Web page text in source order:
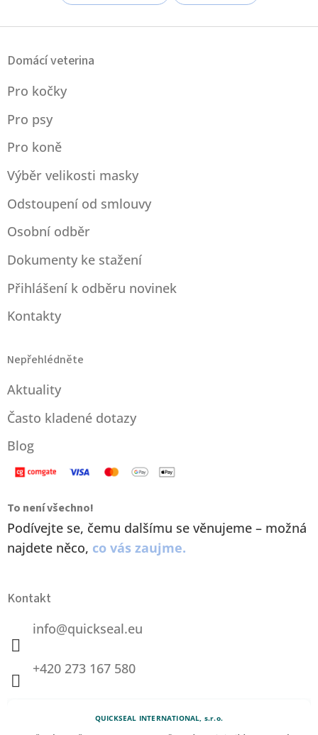
Domácí veterina
Pro kočky
Pro psy
Pro koně
Výběr velikosti masky
Odstoupení od smlouvy
Osobní odběr
Dokumenty ke stažení
Přihlášení k odběru novinek
Kontakty
Nepřehlédněte
Aktuality
Často kladené dotazy
Blog
To není všechno!
Podívejte se, čemu dalšímu se věnujeme – možná
najdete něco, co vás zaujme.
Kontakt
info@quickseal.eu
+420 273 167 580
QUICKSEAL INTERNATIONAL, s.r.o.